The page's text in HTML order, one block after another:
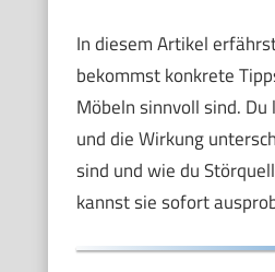
In diesem Artikel
bekommst konkrete
Möbeln sinnvoll sind.
und die Wirkung
sind und wie du
kannst sie sofort